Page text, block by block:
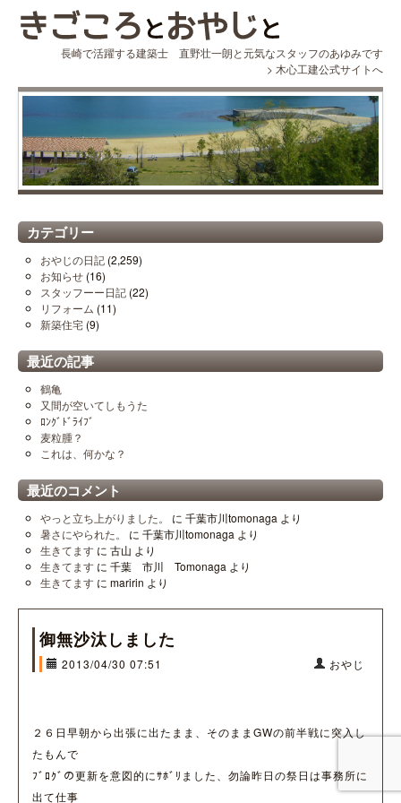
長崎で活躍する建築士 直野壮一朗と元気なスタッフのあゆみです
> 木心工建公式サイトへ
カテゴリー
おやじの日記 (2,259)
お知らせ (16)
スタッフーー日記 (22)
リフォーム (11)
新築住宅 (9)
最近の記事
鶴亀
又間が空いてしもうた
ﾛﾝｸﾞﾄﾞﾗｲﾌﾞ
麦粒腫？
これは、何かな？
最近のコメント
やっと立ち上がりました。 に 千葉市川tomonaga より
暑さにやられた。
に 千葉市川tomonaga より
生きてます に 古山 より
生きてます に 千葉 市川 Tomonaga より
生きてます に maririn より
御無沙汰しました
2013/04/30 07:51 おやじ
２６日早朝から出張に出たまま、そのままGWの前半戦に突入し
たもんで
ﾌﾞﾛｸﾞの更新を意図的にｻﾎﾞﾘました、勿論昨日の祭日は事務所に
出て仕事